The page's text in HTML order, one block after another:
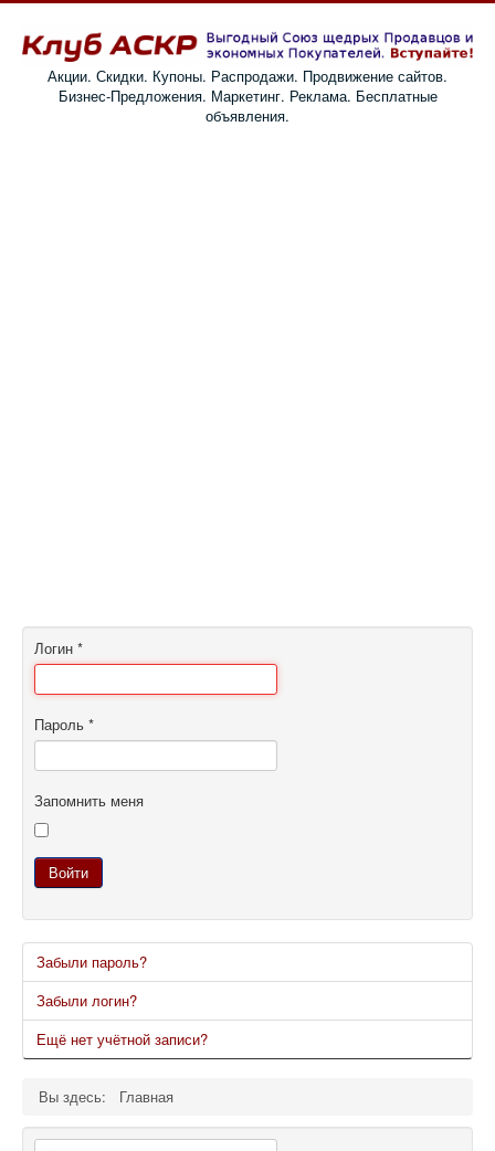
Акции. Скидки. Купоны. Распродажи. Продвижение сайтов.
Бизнес-Предложения. Маркетинг. Реклама. Бесплатные
объявления.
Логин *
Пароль *
Запомнить меня
Войти
Забыли пароль?
Забыли логин?
Ещё нет учётной записи?
Вы здесь: Главная